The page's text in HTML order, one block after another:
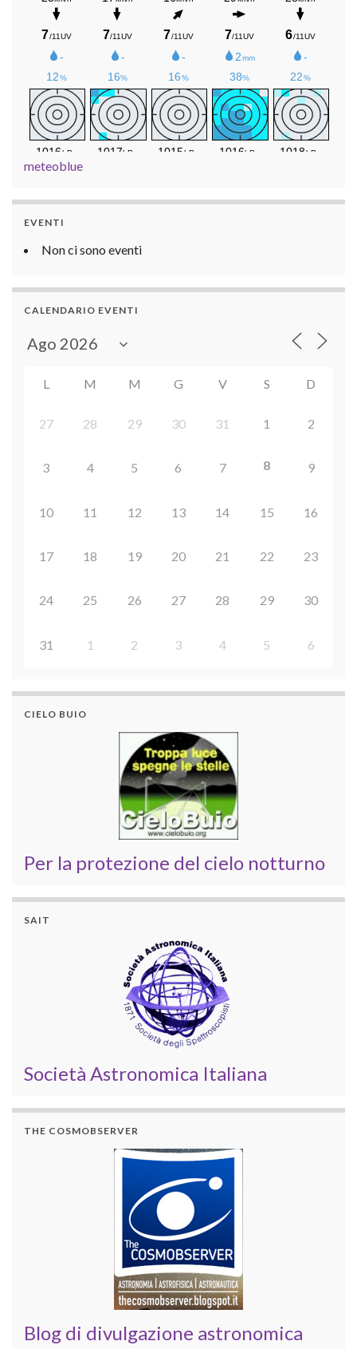
meteoblue
EVENTI
Non ci sono eventi
CALENDARIO EVENTI
L M M G V S D
27 28 29 30 31 1 2
3 4 5 6 7 8 9
10 11 12 13 14 15 16
17 18 19 20 21 22 23
24 25 26 27 28 29 30
31 1 2 3 4 5 6
CIELO BUIO
Per la protezione del cielo notturno
SAIT
Società Astronomica Italiana
THE COSMOBSERVER
Blog di divulgazione astronomica